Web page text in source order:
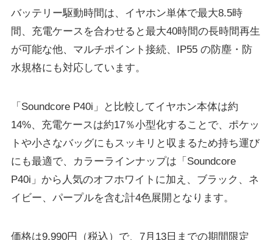
バッテリー駆動時間は、イヤホン単体で最⼤8.5時
間、充電ケースを合わせると最⼤40時間の⻑時間再⽣
が可能な他、マルチポイント接続、IP55 の防塵・防
⽔規格にも対応しています。
「Soundcore P40i」と⽐較してイヤホン本体は約
14%、充電ケースは約17％⼩型化することで、ポケッ
トや⼩さなバッグにもスッキリと収まるため持ち運び
にも最適で、カラーラインナップは「Soundcore
P40i」から⼈気のオフホワイトに加え、ブラック、ネ
イビー、パープルを含む計4⾊展開となります。
価格は9,990円（税込）で、7月13日までの期間限定